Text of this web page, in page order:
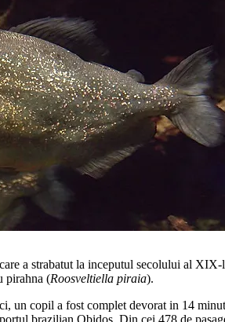
a strabatut la inceputul secolului al
pirahna (Roosveltiella piraia).
un copil a fost complet devorat in 14
brazilian Obidos. Din cei 478 de